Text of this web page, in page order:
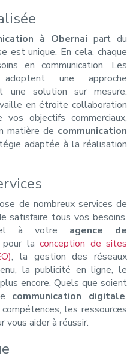
à Obernai part du
est unique. En cela, chaque
en communication. Les
adoptent une approche
une solution sur mesure.
en étroite collaboration
objectifs commerciaux,
matière de communication
adaptée à la réalisation
de nombreux services de
satisfaire tous vos besoins.
à votre agence de
pour laconception de sites
, la gestion des réseaux
la publicité en ligne, le
encore. Quels que soient
communication digitale,
les ressources
vous aider à réussir.